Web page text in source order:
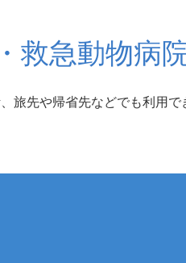
救急動物病
旅先や帰省先などでも利用